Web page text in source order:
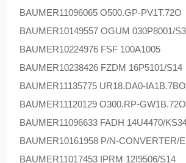
BAUMER11096065 O500.GP-PV1T.72O
BAUMER10149557 OGUM 030P8001/
BAUMER10224976 FSF 100A1005
BAUMER10238426 FZDM 16P5101/S14
BAUMER11135775 UR18.DA0-IA1B.7BO
BAUMER11120129 O300.RP-
BAUMER11096633 FADH 14U4470/
BAUMER10161958 P/N-CONVERTER/
BAUMER11017453 IPRM 12I9506/S14